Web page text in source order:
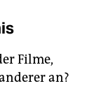
Filme,
an?